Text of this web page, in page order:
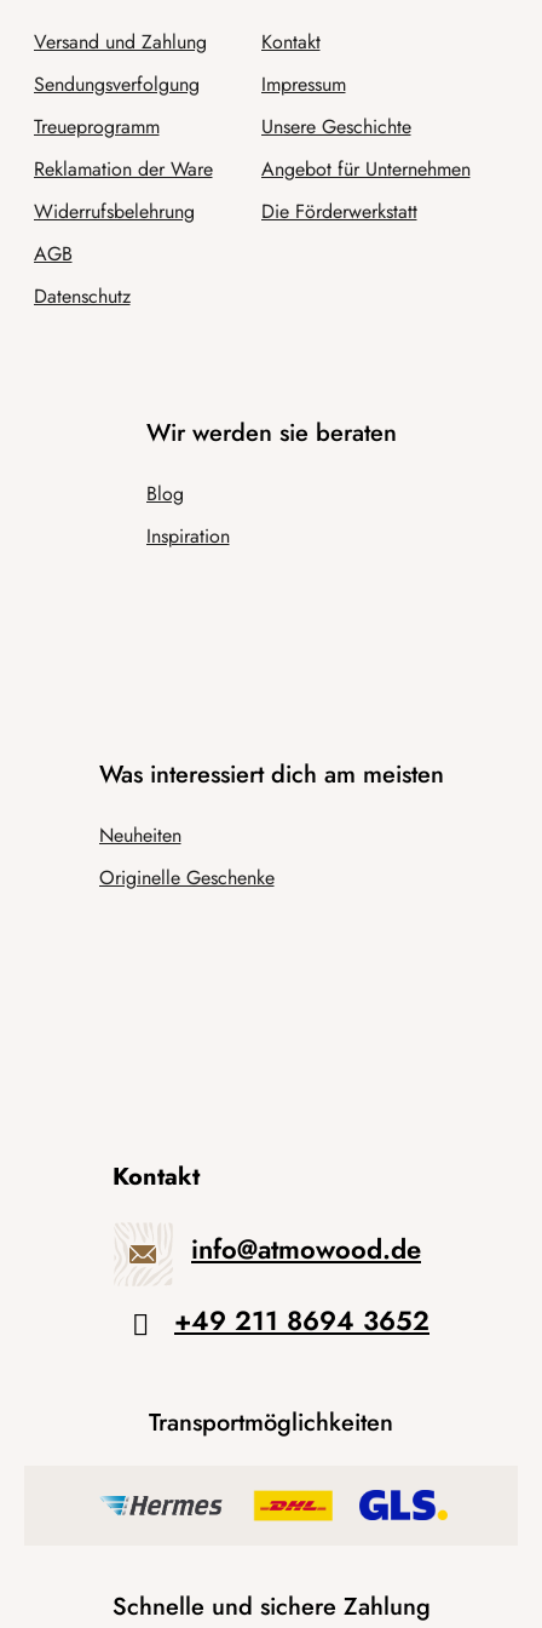
Versand und Zahlung
Sendungsverfolgung
Treueprogramm
Reklamation der Ware
Widerrufsbelehrung
AGB
Datenschutz
Kontakt
Impressum
Unsere Geschichte
Angebot für Unternehmen
Die Förderwerkstatt
Wir werden sie beraten
Blog
Inspiration
Was interessiert dich am meisten
Neuheiten
Originelle Geschenke
Kontakt
info@atmowood.de
+49 211 8694 3652
Transportmöglichkeiten
Schnelle und sichere Zahlung